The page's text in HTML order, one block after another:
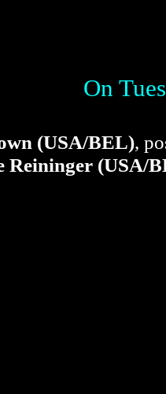
On
(USA/BEL),
Reininger (USA/